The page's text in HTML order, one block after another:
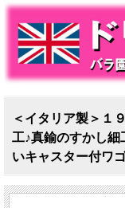
＜イタリア製＞１
工♪真鍮のすかし細
いキャスター付ワ